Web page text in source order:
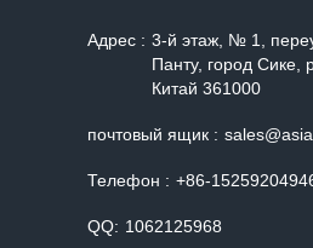
Адрес : 3-й этаж, № 1,
Панту, город Сике,
Китай 361000
почтовый ящик :
Телефон : +86-
QQ: 1062125968